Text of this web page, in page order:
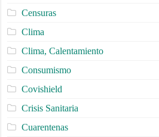
Censuras
Clima
Clima, Calentamiento
Consumismo
Covishield
Crisis Sanitaria
Cuarentenas